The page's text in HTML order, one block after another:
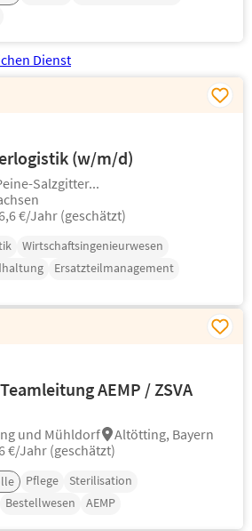
(w/m/d)
Salzgitter...
€/Jahr (geschätzt)
Wirtschaftsingenieurwesen
Ersatzteilmanagement
AEMP / ZSVA
und Mühldorf
Altötting, Bayern
€/Jahr (geschätzt)
Pflege
Sterilisation
Bestellwesen AEMP